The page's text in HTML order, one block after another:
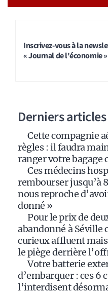
Inscrivez-vous à la
« Journal de l'économie »
Derniers articles
Cette compagnie
règles : il faudra
ranger votre bagage
Ces médecins
rembourser jusqu’à
nous reproche
donné »
Pour le prix de
abandonné à Séville
curieux affluent
le piège derrière
Votre batterie
d’embarquer : ces 6
l’interdisent